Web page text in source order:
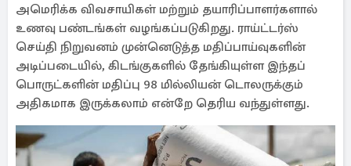
அமெரிக்க விவசாயிகள் மற்றும் தயாரிப்பாளர்களால்
உணவு பண்டங்கள் வழங்கப்படுகிறது. ராய்ட்டர்ஸ்
செய்தி நிறுவனம் முன்னெடுத்த மதிப்பாய்வுகளின்
அடிப்படையில், கிடங்குகளில் தேங்கியுள்ள இந்தப்
பொருட்களின் மதிப்பு 98 மில்லியன் டொலருக்கும்
அதிகமாக இருக்கலாம் என்றே தெரிய வந்துள்ளது.